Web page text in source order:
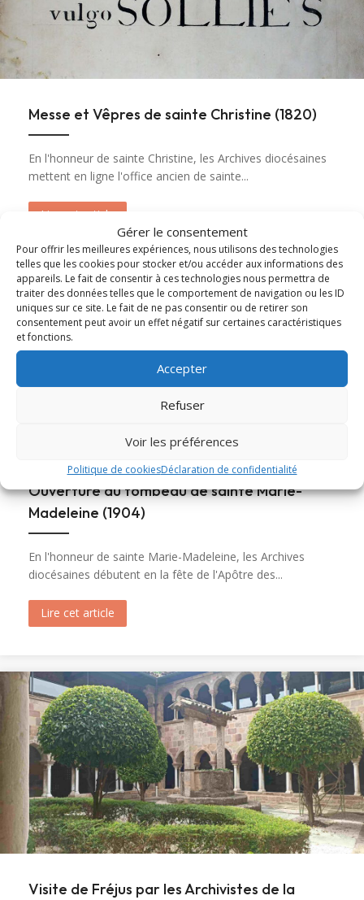
Gérer le consentement
Pour offrir les meilleures expériences, nous utilisons des technologies
telles que les cookies pour stocker et/ou accéder aux informations des
appareils. Le fait de consentir à ces technologies nous permettra de
traiter des données telles que le comportement de navigation ou les ID
uniques sur ce site. Le fait de ne pas consentir ou de retirer son
consentement peut avoir un effet négatif sur certaines caractéristiques
et fonctions.
Accepter
Refuser
Voir les préférences
Politique de cookiesDéclaration de confidentialité
Messe et Vêpres de sainte Christine (1820)
En l'honneur de sainte Christine, les Archives diocésaines
mettent en ligne l'office ancien de sainte...
Lire cet articleabout Messe et Vêpres de sainte Christine
Ouverture du tombeau de sainte Marie-
Madeleine (1904)
En l'honneur de sainte Marie-Madeleine, les Archives
diocésaines débutent en la fête de l'Apôtre des...
Lire cet article
Visite de Fréjus par les Archivistes de la